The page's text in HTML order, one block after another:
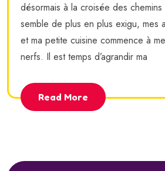
désormais à la croisée des
semble de plus en plus exigu, mes
et ma petite cuisine commence à
nerfs. Il est temps d’agrandir ma
Read More